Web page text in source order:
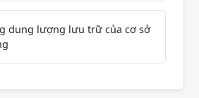
dung lượng lưu trữ của cơ sở